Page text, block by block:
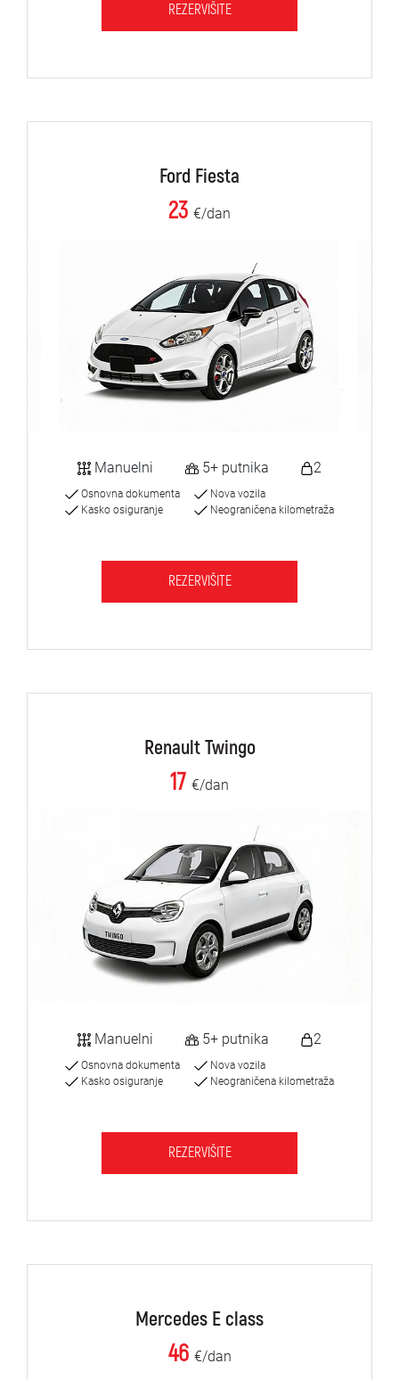
REZERVIŠITE
Ford Fiesta
23 €/dan
Manuelni 5+ putnika 2
Osnovna dokumenta
Kasko osiguranje
Nova vozila
Neograničena kilometraža
REZERVIŠITE
Renault Twingo
17 €/dan
Manuelni 5+ putnika 2
Osnovna dokumenta
Kasko osiguranje
Nova vozila
Neograničena kilometraža
REZERVIŠITE
Mercedes E class
46 €/dan